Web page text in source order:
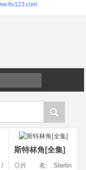
斯特林角[全集]
◎片 名: Sterlin